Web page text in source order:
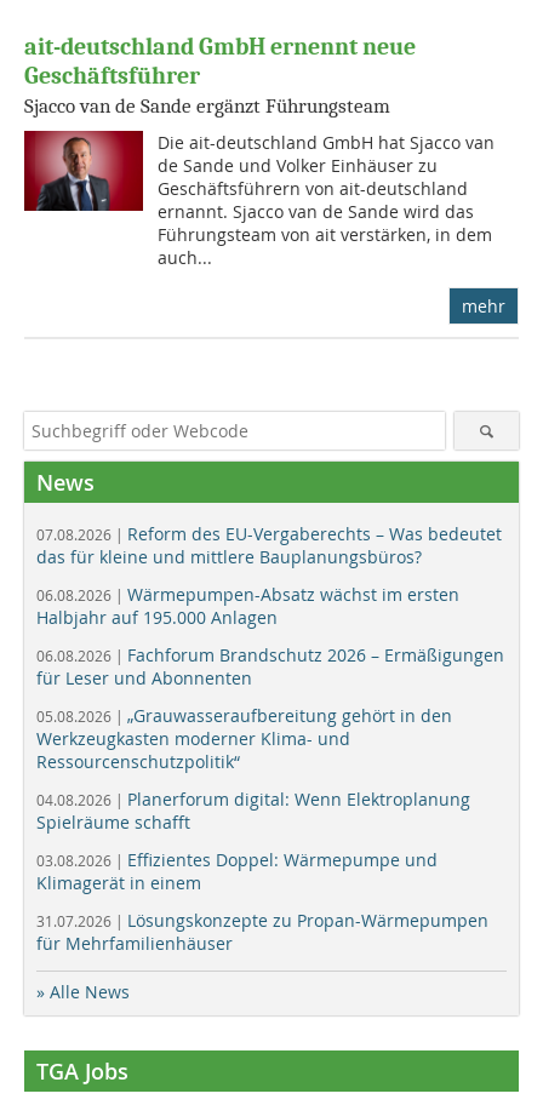
ait-deutschland GmbH ernennt neue
Geschäftsführer
Sjacco van de Sande ergänzt Führungsteam
Die ait-deutschland GmbH hat Sjacco van
de Sande und Volker Einhäuser zu
Geschäftsführern von ait-deutschland
ernannt. Sjacco van de Sande wird das
Führungsteam von ait verstärken, in dem
auch...
mehr
News
07.08.2026 | Reform des EU-Vergaberechts – Was bedeutet
das für kleine und mittlere Bauplanungsbüros?
06.08.2026 | Wärmepumpen-Absatz wächst im ersten
Halbjahr auf 195.000 Anlagen
06.08.2026 | Fachforum Brandschutz 2026 – Ermäßigungen
für Leser und Abonnenten
05.08.2026 | „Grauwasseraufbereitung gehört in den
Werkzeugkasten moderner Klima- und
Ressourcenschutzpolitik“
04.08.2026 | Planerforum digital: Wenn Elektroplanung
Spielräume schafft
03.08.2026 | Effizientes Doppel: Wärmepumpe und
Klimagerät in einem
31.07.2026 | Lösungskonzepte zu Propan-Wärmepumpen
für Mehrfamilienhäuser
» Alle News
TGA Jobs